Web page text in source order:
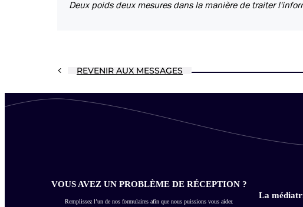
Deux poids deux mesures dans la manière de traiter
REVENIR AUX MESSAGES
VOUS AVEZ UN PROBLÈME DE RÉCEPTION ?
Remplissez l’un de nos formulaires afin que nous puissions vous aider.
La